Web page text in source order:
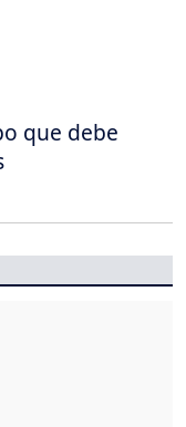
que debe